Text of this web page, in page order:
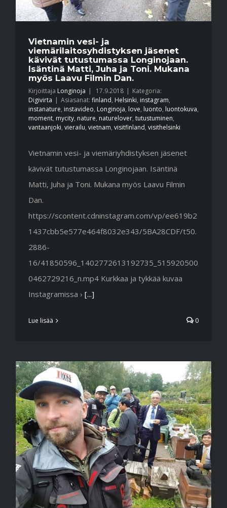
Vietnamin vesi- ja
viemärilaitosyhdistyksen jäsenet
kävivät tutustumassa Longinojaan.
Isäntinä Matti, Juha ja Toni. Mukana
myös Laavu Filmin Dan.
Kirjoittaja Longinoja | 17.9.2018 | Kategoria:
Digivirta | Asiasanat: finland, Helsinki, instagram,
instanature, instavideo, Longinoja, love, luonto, luontokuva,
moment, mycity, nature, naturelover, tutustuminen,
vantaanjoki, vierailu, vietnam, visitfinland, visithelsinki
Vietnamin vesi- ja viemäriyhdistyksen jäsenet
kävivät tutustumassa Longinojaan. Isäntinä
Matti, Juha ja Toni. Mukana myös Laavu Filmin
Dan.
https://scontent.cdninstagram.com/vp/ee619b2
1437cbb5e577e464f8032e343/5BA28CDF/t50.
2886-
16/41850596_1402772613192735_515920500
0462729216_n.mp4 Kurkkaa ja tykkää kuvaa
Instagramissa › [...]
Lue lisää 0